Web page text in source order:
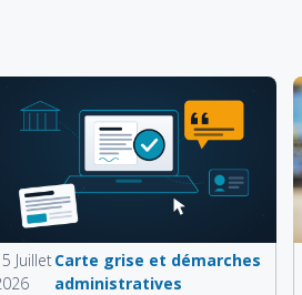
JuilletCarte grise et démarches
administratives